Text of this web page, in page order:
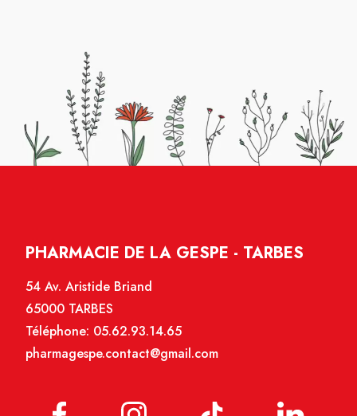
PHARMACIE DE LA GESPE - TARBES
54 Av. Aristide Briand
65000 TARBES
Téléphone: 05.62.93.14.65
pharmagespe.contact@gmail.com